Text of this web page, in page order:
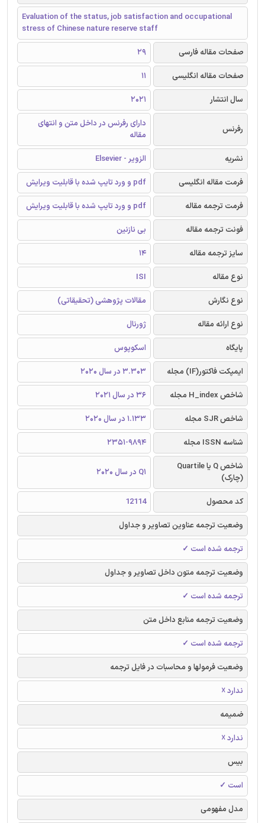
Evaluation of the status, job satisfaction and occupational
stress of Chinese nature reserve staff
صفحات مقاله فارسی
29
صفحات مقاله انگلیسی
11
سال انتشار
2021
رفرنس
دارای رفرنس در داخل متن و انتهای
مقاله
نشریه
الزویر - Elsevier
فرمت مقاله انگلیسی
pdf و ورد تایپ شده با قابلیت ویرایش
فرمت ترجمه مقاله
pdf و ورد تایپ شده با قابلیت ویرایش
فونت ترجمه مقاله
بی نازنین
سایز ترجمه مقاله
14
نوع مقاله
ISI
نوع نگارش
مقالات پژوهشی (تحقیقاتی)
نوع ارائه مقاله
ژورنال
پایگاه
اسکوپوس
ایمپکت فاکتور(IF) مجله
3.303 در سال 2020
شاخص H_index مجله
36 در سال 2021
شاخص SJR مجله
1.133 در سال 2020
شناسه ISSN مجله
2351-9894
شاخص Q یا Quartile
(چارک)
Q1 در سال 2020
کد محصول
12114
وضعیت ترجمه عناوین تصاویر و جداول
ترجمه شده است ✓
وضعیت ترجمه متون داخل تصاویر و جداول
ترجمه شده است ✓
وضعیت ترجمه منابع داخل متن
ترجمه شده است ✓
وضعیت فرمولها و محاسبات در فایل ترجمه
ندارد ☓
ضمیمه
ندارد ☓
بیس
است ✓
مدل مفهومی